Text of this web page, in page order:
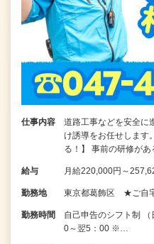
仕事内容
道路工事などを安全に
け誘導をお任せします
る！】 事前の研修が
給与 月給220,000円～
勤務地 東京都葛飾区 ★ご自
勤務時間
自己申告のシフト制
0～翌5：00 ※…